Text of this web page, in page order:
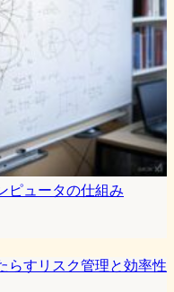
ピュータの仕組み
らすリスク管理と効率性